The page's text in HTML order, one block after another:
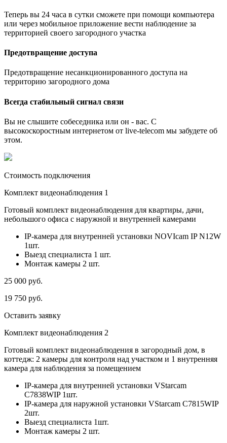
Теперь вы 24 часа в сутки сможете при помощи компьютера
или через мобильное приложение вести наблюдение за
территорией своего загородного участка
Предотвращение доступа
Предотвращение несанкционированного доступа на
территорию загородного дома
Всегда стабильный сигнал связи
Вы не слышите собеседника или он - вас. С
высокоскоростным интернетом от live-telecom мы забудете об
этом.
Стоимость подключения
Комплект видеонаблюдения 1
Готовый комплект видеонаблюдения для квартиры, дачи,
небольшого офиса с наружной и внутренней камерами
IP-камера для внутренней установки NOVIcam IP N12W
1шт.
Выезд специалиста 1 шт.
Монтаж камеры 2 шт.
25 000 руб.
19 750 руб.
Оставить заявку
Комплект видеонаблюдения 2
Готовый комплект видеонаблюдения в загородный дом, в
коттедж: 2 камеры для контроля над участком и 1 внутренняя
камера для наблюдения за помещением
IP-камера для внутренней установки VStarcam
C7838WIP 1шт.
IP-камера для наружной установки VStarcam C7815WIP
2шт.
Выезд специалиста 1шт.
Монтаж камеры 2 шт.